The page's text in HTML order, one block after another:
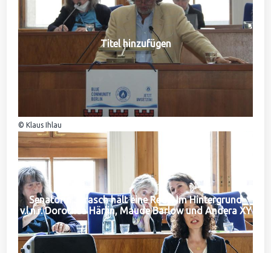
Titel hinzufügen
© Klaus Ihlau
Senatorin Jarasch hält eine Rede. Im Hintergrund
v.l.n.r. Dorothea Härlin, Maude Barlow und Andera XY